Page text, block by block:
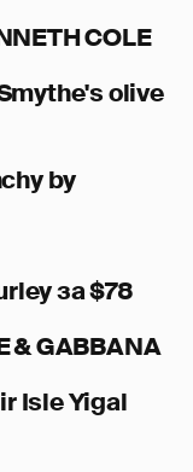
COLE
olive
by
за $78
& GABBANA
Isle Yigal